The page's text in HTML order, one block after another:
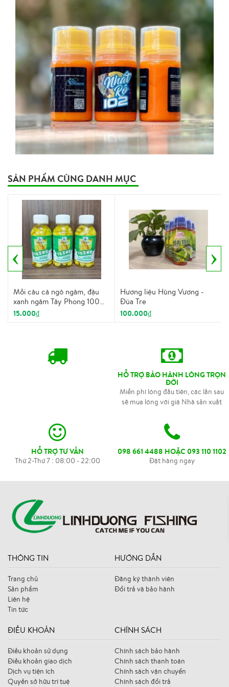
SẢN PHẨM CÙNG DANH MỤC
Mồi câu cá ngô ngâm, đậu
xanh ngâm Tây Phong 100ml
chuyên trị trắm, chép, trôi...
15.000₫
Hương liệu Hùng Vương -
Đũa Tre
100.000₫
‹ ›
HỖ TRỢ BẢO HÀNH LÓNG TRỌN
ĐỜI
Miễn phí lóng đầu tiên, các lần sau
sẽ mua lóng với giá Nhà sản xuất
HỖ TRỢ TƯ VẤN
Thứ 2-Thứ 7 : 08:00 - 22:00
098 661 4488 HOẶC 093 110 1102
Đặt hàng ngay
THÔNG TIN
Trang chủ
Sản phẩm
Liên hệ
Tin tức
HƯỚNG DẪN
Đăng ký thành viên
Đổi trả và bảo hành
ĐIỀU KHOẢN
Điều khoản sử dụng
Điều khoản giao dịch
Dịch vụ tiện ích
Quyền sở hữu trí tuệ
CHÍNH SÁCH
Chính sách bảo hành
Chính sách thanh toán
Chính sách vận chuyển
Chính sách đổi trả